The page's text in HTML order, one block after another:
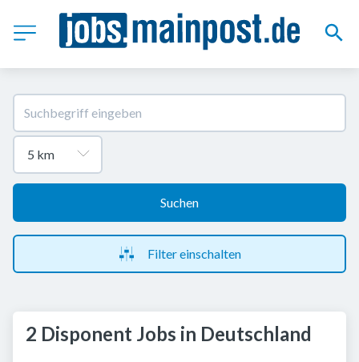
Suchen
Filter einschalten
2 Disponent Jobs in Deutschland